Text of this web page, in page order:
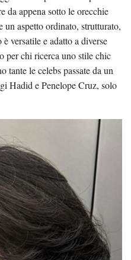
da appena sotto le orecchie
un aspetto ordinato, strutturato,
versatile e adatto a diverse
per chi ricerca uno stile chic
tante le celebs passate da un
Hadid e Penelope Cruz, solo